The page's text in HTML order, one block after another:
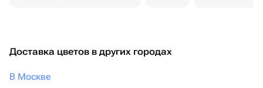
Доставка цветов в других городах
В Москве